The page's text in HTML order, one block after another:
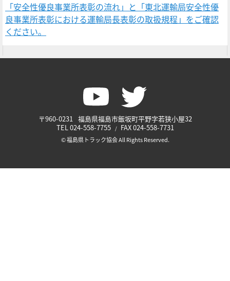
「安全性優良事業所表彰の流れ」と「東北運輸局安全性優
良事業所表彰における運輸局長表彰の取扱規程」をご確認
ください。
〒960-0231 福島県福島市飯坂町平野字若狭小屋32
TEL024-558-7755 FAX024-558-7731
© 福島県トラック協会 All Rights Reserved.